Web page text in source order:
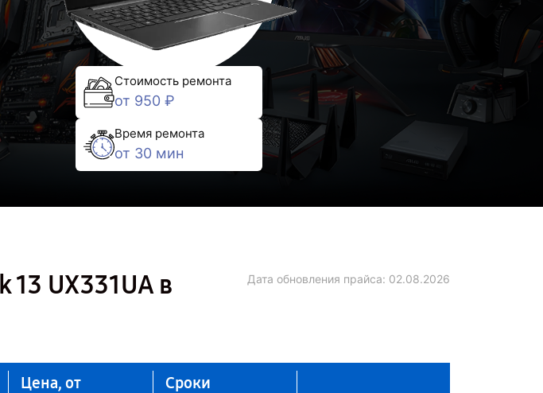
Стоимость ремонта
от 950 ₽
Время ремонта
от 30 мин
13 UX331UA в
Дата обновления прайса: 02.08.2026
Цена, от Сроки